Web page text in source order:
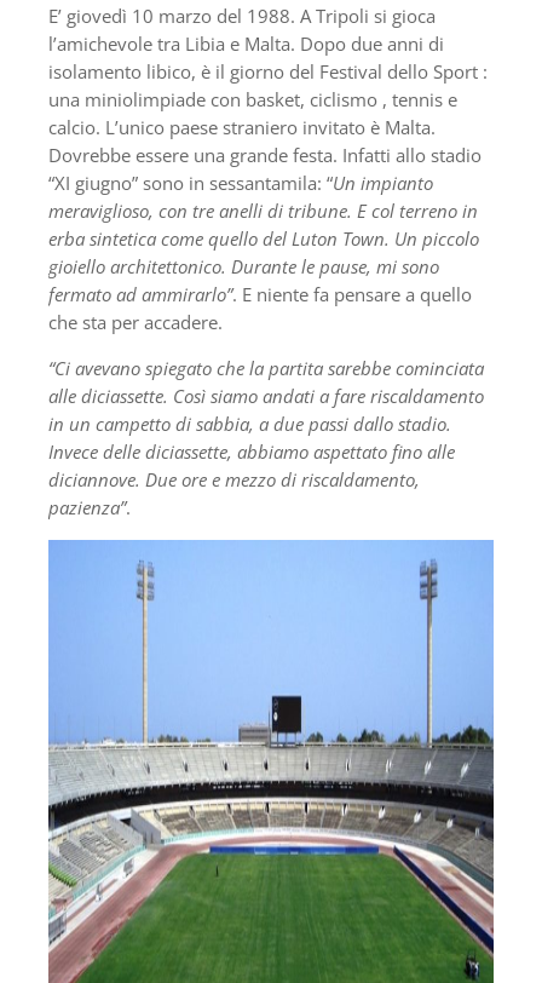
E’ giovedì 10 marzo del 1988. A Tripoli si gioca
l’amichevole tra Libia e Malta. Dopo due anni di
isolamento libico, è il giorno del Festival dello Sport :
una miniolimpiade con basket, ciclismo , tennis e
calcio. L’unico paese straniero invitato è Malta.
Dovrebbe essere una grande festa. Infatti allo stadio
“XI giugno” sono in sessantamila: “Un impianto
meraviglioso, con tre anelli di tribune. E col terreno in
erba sintetica come quello del Luton Town. Un piccolo
gioiello architettonico. Durante le pause, mi sono
fermato ad ammirarlo”. E niente fa pensare a quello
che sta per accadere.
“Ci avevano spiegato che la partita sarebbe cominciata
alle diciassette. Così siamo andati a fare riscaldamento
in un campetto di sabbia, a due passi dallo stadio.
Invece delle diciassette, abbiamo aspettato fino alle
diciannove. Due ore e mezzo di riscaldamento,
pazienza”.